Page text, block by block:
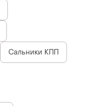
Сальники КПП